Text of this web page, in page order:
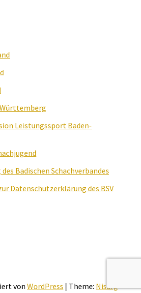
Leistungssport Baden-
Badischen Schachverbandes
Datenschutzerklärung des BSV
von WordPress | Theme: Nisarg